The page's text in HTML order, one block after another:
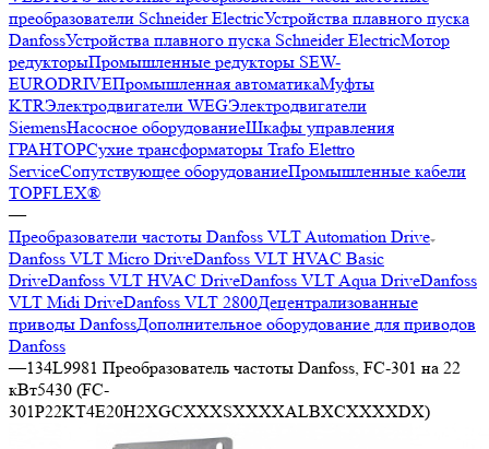
преобразователи Schneider ElectricУстройства плавного пуска
DanfossУстройства плавного пуска Schneider ElectricМотор
редукторыПромышленные редукторы SEW-
EURODRIVEПромышленная автоматикаМуфты
KTRЭлектродвигатели WEGЭлектродвигатели
SiemensНасосное оборудованиеШкафы управления
ГРАНТОРСухие трансформаторы Trafo Elettro
ServiceСопутствующее оборудованиеПромышленные кабели
TOPFLEX®
—
Преобразователи частоты Danfoss VLT Automation Drive
Danfoss VLT Micro DriveDanfoss VLT HVAC Basic
DriveDanfoss VLT HVAC DriveDanfoss VLT Aqua DriveDanfoss
VLT Midi DriveDanfoss VLT 2800Децентрализованные
приводы DanfossДополнительное оборудование для приводов
Danfoss
—134L9981 Преобразователь частоты Danfoss, FC-301 на 22
кВт5430 (FC-
301P22KT4E20H2XGCXXXSXXXXALBXCXXXXDX)